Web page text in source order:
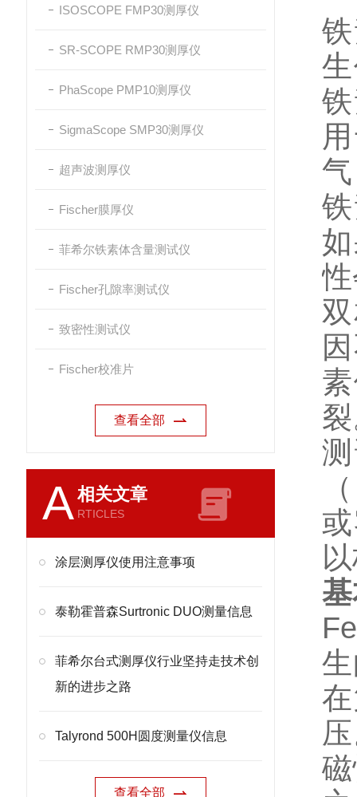
ISOSCOPE FMP30测厚仪
SR-SCOPE RMP30测厚仪
PhaScope PMP10测厚仪
SigmaScope SMP30测厚仪
超声波测厚仪
Fischer膜厚仪
菲希尔铁素体含量测试仪
Fischer孔隙率测试仪
致密性测试仪
Fischer校准片
查看全部
A相关文章
RTICLES
涂层测厚仪使用注意事项
泰勒霍普森Surtronic DUO测量信息
菲希尔台式测厚仪行业坚持走技术创
新的进步之路
Talyrond 500H圆度测量仪信息
查看全部